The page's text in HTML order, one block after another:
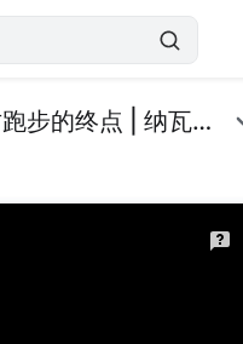
真实旅行Vlog | 最能代表美国西部精神的风景—纪念碑谷值不值得去？| 阿甘跑步的终点 | 纳瓦霍人圣地